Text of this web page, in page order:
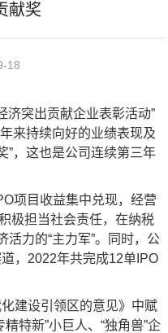
献奖
18
突出贡献企业表彰活动”
来持续向好的业绩表现及
”，这也是公司连续第三年
项目收益集中兑现，经营
极担当社会责任，在纳税
力的“主力军”。同时，公
，2022年共完成12单IPO
建设引领区的意见》中赋
特新”小巨人、“独角兽”企